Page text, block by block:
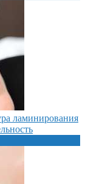
ламинирования